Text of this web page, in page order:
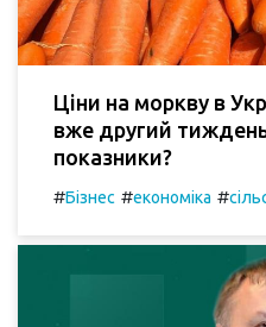
Ціни на моркву в
вже другий
показники?
#Бізнес #економіка #